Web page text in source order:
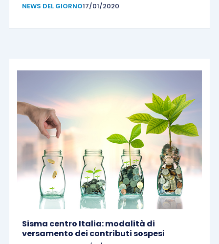
NEWS DEL GIORNO17/01/2020
Sisma centro Italia: modalità di
versamento dei contributi sospesi